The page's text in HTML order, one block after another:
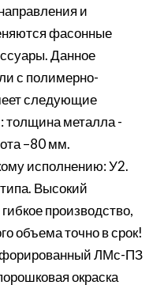
и
фасонные
Данное
с полимерно-
следующие
толщина металла -
–80 мм.
исполнению: У2.
Высокий
производство,
объема точно в срок!
ЛМс-ПЗ
окраска